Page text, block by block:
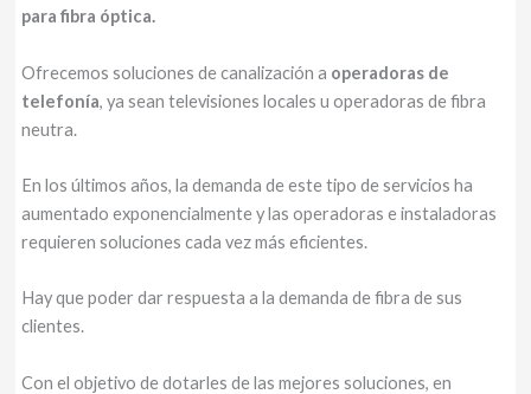
para fibra óptica.
Ofrecemos soluciones de canalización a operadoras de
telefonía, ya sean televisiones locales u operadoras de fibra
neutra.
En los últimos años, la demanda de este tipo de servicios ha
aumentado exponencialmente y las operadoras e instaladoras
requieren soluciones cada vez más eficientes.
Hay que poder dar respuesta a la demanda de fibra de sus
clientes.
Con el objetivo de dotarles de las mejores soluciones, en